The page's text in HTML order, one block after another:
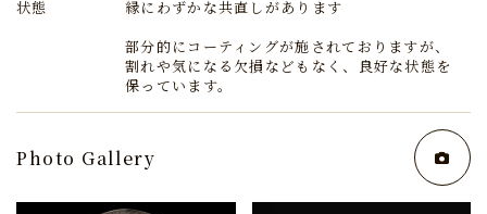
状態
縁にわずかな共直しがあります
部分的にコーティングが施されておりますが、
割れや気になる欠損などもなく、良好な状態を
保っています。
Photo Gallery